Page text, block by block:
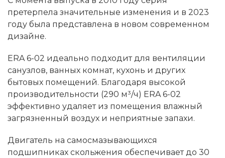
претерпела значительные изменения и в 2023
году была представлена в новом современном
дизайне.
ERA 6-02 идеально подходит для вентиляции
санузлов, ванных комнат, кухонь и других
бытовых помещений. Благодаря высокой
производительности (290 м³/ч) ERA 6-02
эффективно удаляет из помещения влажный
загрязненный воздух и неприятные запахи.
Двигатель на самосмазывающихся
подшипниках скольжения обеспечивает до 30